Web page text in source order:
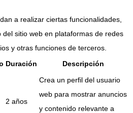
a realizar ciertas funcionalidades,
sitio web en plataformas de redes
y otras funciones de terceros.
Duración Descripción
2 años
Crea un perfil del usuario
web para mostrar anuncios
y contenido relevante a